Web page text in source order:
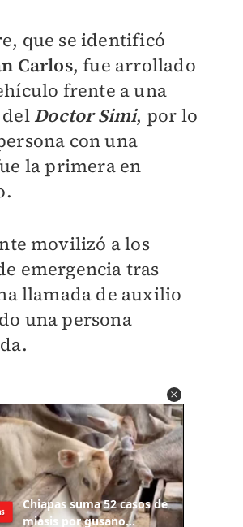
que se identificó
Carlos, fue arrollado
frente a una
Doctor Simi, por lo
con una
la primera en
movilizó a los
emergencia tras
llamada de auxilio
una persona